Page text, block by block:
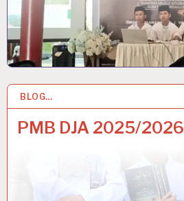
BLOG…
PMB DJA 2025/2026
14 DEC 2025